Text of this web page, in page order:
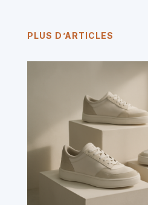
PLUS D’ARTICLES